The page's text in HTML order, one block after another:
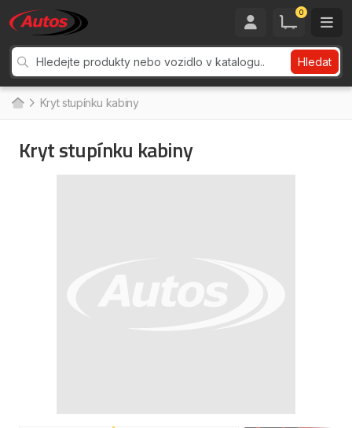
0
Hledat
Kryt stupínku kabiny
Kryt stupínku kabiny